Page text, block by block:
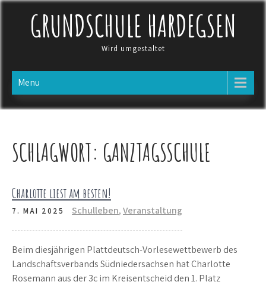
Skip
GRUNDSCHULE HARDEGSEN
Wird umgestaltet
Menu
SCHLAGWORT: GANZTAGSSCHULE
Charlotte liest am besten!
7. MAI 2025 Schulleben,Veranstaltung
Beim diesjährigen Plattdeutsch-Vorlesewettbewerb des
Landschaftsverbands Südniedersachsen hat Charlotte
Rosemann aus der 3c im Kreisentscheid den 1. Platz